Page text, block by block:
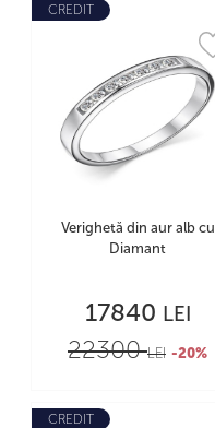
CREDIT
Verighetă din aur alb cu
Diamant
17840 LEI
22300LEI -20%
CREDIT